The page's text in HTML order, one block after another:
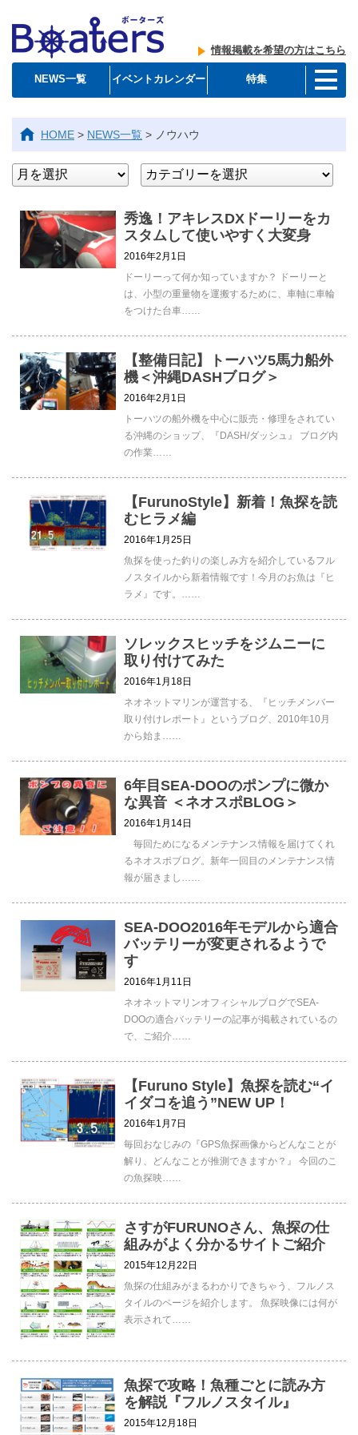
情報掲載を希望の方はこちら
NEWS一覧 イベントカレンダー 特集
HOME > NEWS一覧 > ノウハウ
秀逸！アキレスDXドーリーをカ
スタムして使いやすく大変身
2016年2月1日
ドーリーって何か知っていますか？ ドーリーと
は、小型の重量物を運搬するために、車軸に車輪
をつけた台車……
【整備日記】トーハツ5馬力船外
機＜沖縄DASHブログ＞
2016年2月1日
トーハツの船外機を中心に販売・修理をされてい
る沖縄のショップ、『DASH/ダッシュ』 ブログ内
の作業……
【FurunoStyle】新着！魚探を読
むヒラメ編
2016年1月25日
魚探を使った釣りの楽しみ方を紹介しているフル
ノスタイルから新着情報です！今月のお魚は『ヒ
ラメ』です。……
ソレックスヒッチをジムニーに
取り付けてみた
2016年1月18日
ネオネットマリンが運営する、『ヒッチメンバー
取り付けレポート』というブログ、2010年10月
から始ま……
6年目SEA-DOOのポンプに微か
な異音 ＜ネオスポBLOG＞
2016年1月14日
毎回ためになるメンテナンス情報を届けてくれ
るネオスポブログ。新年一回目のメンテナンス情
報が届きまし……
SEA-DOO2016年モデルから適合
バッテリーが変更されるようで
す
2016年1月11日
ネオネットマリンオフィシャルブログでSEA-
DOOの適合バッテリーの記事が掲載されているの
で、ご紹介……
【Furuno Style】魚探を読む“イ
イダコを追う”NEW UP！
2016年1月7日
毎回おなじみの『GPS魚探画像からどんなことが
解り、どんなことが推測できますか？』 今回のこ
の魚探映……
さすがFURUNOさん、魚探の仕
組みがよく分かるサイトご紹介
2015年12月22日
魚探の仕組みがまるわかりできちゃう、フルノス
タイルのページを紹介します。 魚探映像には何が
表示されて……
魚探で攻略！魚種ごとに読み方
を解説『フルノスタイル』
2015年12月18日